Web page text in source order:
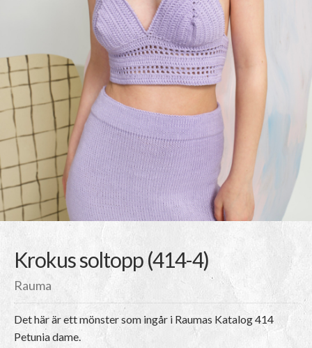
Krokus soltopp (414-4)
Rauma
Det här är ett mönster som ingår i Raumas Katalog 414
Petunia dame.